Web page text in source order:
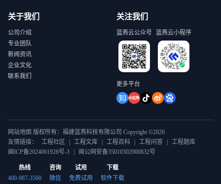
关于我们
公司介绍
专业团队
新闻资讯
企业文化
联系我们
关注我们
蓝燕云公众号 蓝燕云小程序
更多平台
网站地图 版权所有：福建蓝燕科技有限公司 Copyright ©2026
友情链接：
工程社区 工程文库 工程百科 工程问答
工程题库
闽ICP备2024061928号-3
闽公网安备35010302000832号
热线
400-987-3500
咨询
微信
试用
免费试用
下载
软件下载